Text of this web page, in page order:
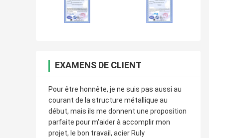
EXAMENS DE CLIENT
Pour être honnête, je ne suis pas aussi au
courant de la structure métallique au
début, mais ils me donnent une proposition
parfaite pour m'aider à accomplir mon
projet, le bon travail, acier Ruly